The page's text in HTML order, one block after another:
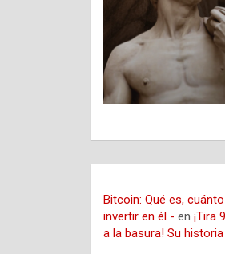
Bitcoin: Qué es,
invertir en él - en¡Tira
a la basura! Su